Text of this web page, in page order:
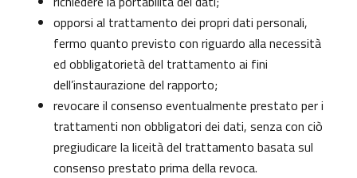
opporsi al trattamento dei propri dati personali,
fermo quanto previsto con riguardo alla necessità
ed obbligatorietà del trattamento ai fini
dell’instaurazione del rapporto;
revocare il consenso eventualmente prestato per i
trattamenti non obbligatori dei dati, senza con ciò
pregiudicare la liceità del trattamento basata sul
consenso prestato prima della revoca.